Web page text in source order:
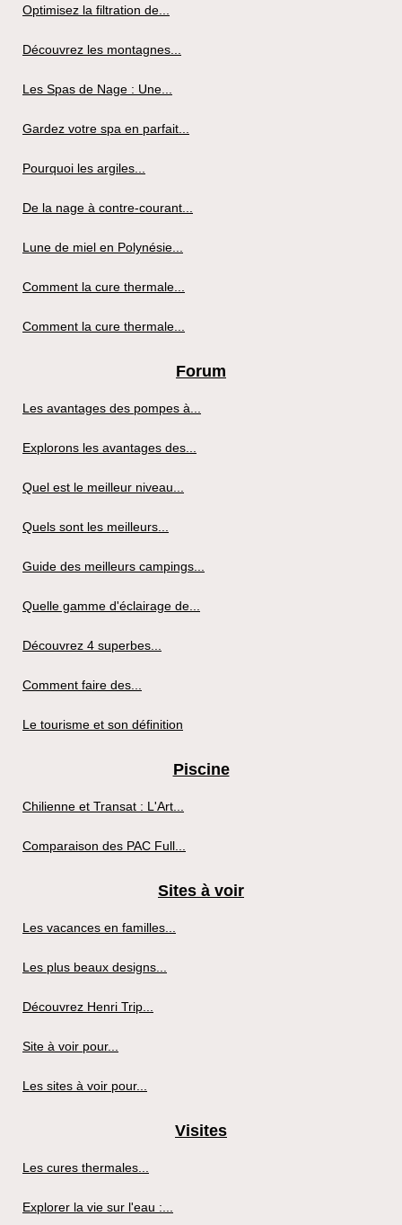
Optimisez la filtration de...
Découvrez les montagnes...
Les Spas de Nage : Une...
Gardez votre spa en parfait...
Pourquoi les argiles...
De la nage à contre-courant...
Lune de miel en Polynésie...
Comment la cure thermale...
Comment la cure thermale...
Forum
Les avantages des pompes à...
Explorons les avantages des...
Quel est le meilleur niveau...
Quels sont les meilleurs...
Guide des meilleurs campings...
Quelle gamme d'éclairage de...
Découvrez 4 superbes...
Comment faire des...
Le tourisme et son définition
Piscine
Chilienne et Transat : L'Art...
Comparaison des PAC Full...
Sites à voir
Les vacances en familles...
Les plus beaux designs...
Découvrez Henri Trip...
Site à voir pour...
Les sites à voir pour...
Visites
Les cures thermales...
Explorer la vie sur l'eau :...